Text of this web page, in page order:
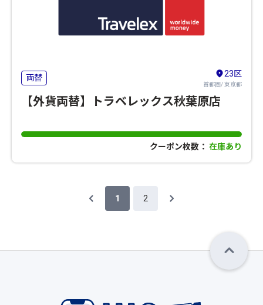
両替 23区
首都圏/ 東京都
【外貨両替】トラベレックス秋葉原店
クーポン枚数： 在庫あり
1 2